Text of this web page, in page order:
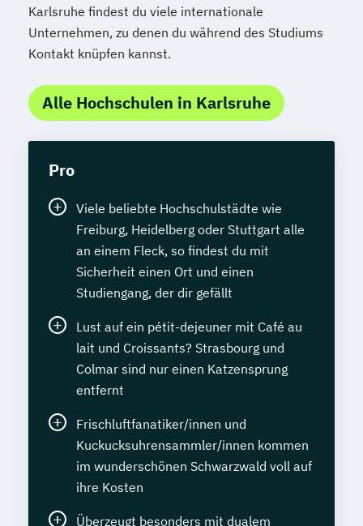
Karlsruhe findest du viele internationale
Unternehmen, zu denen du während des Studiums
Kontakt knüpfen kannst.
Alle Hochschulen in Karlsruhe
Pro
Viele beliebte Hochschulstädte wie
Freiburg, Heidelberg oder Stuttgart alle
an einem Fleck, so findest du mit
Sicherheit einen Ort und einen
Studiengang, der dir gefällt
Lust auf ein pétit-dejeuner mit Café au
lait und Croissants? Strasbourg und
Colmar sind nur einen Katzensprung
entfernt
Frischluftfanatiker/innen und
Kuckucksuhrensammler/innen kommen
im wunderschönen Schwarzwald voll auf
ihre Kosten
Überzeugt besonders mit dualem